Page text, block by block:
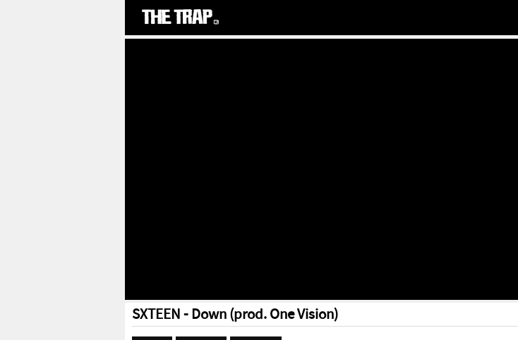
SXTEEN - Down (prod. One Vision)